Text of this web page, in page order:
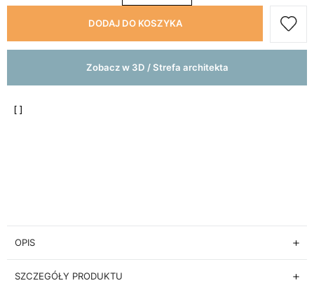
DODAJ DO KOSZYKA
Zobacz w 3D / Strefa architekta
OPIS
SZCZEGÓŁY PRODUKTU